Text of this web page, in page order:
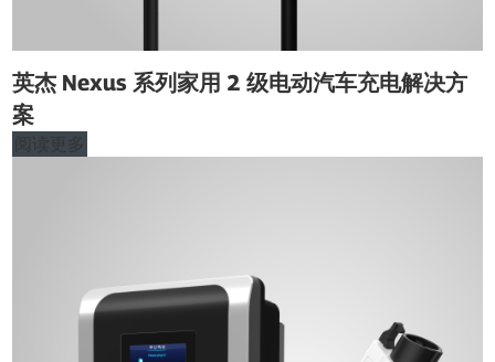
英杰 Nexus 系列家用 2 级电动汽车充电解决方
案
阅读更多